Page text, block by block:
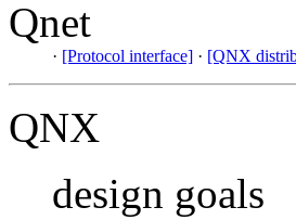
Qnet
· [Protocol interface] · [QNX
QNX
design goals